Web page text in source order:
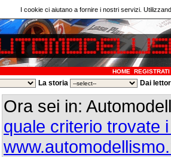
I cookie ci aiutano a fornire i nostri servizi.
HOME REGISTRATI
La storia Dai
Ora sei in:
quale criterio trovate